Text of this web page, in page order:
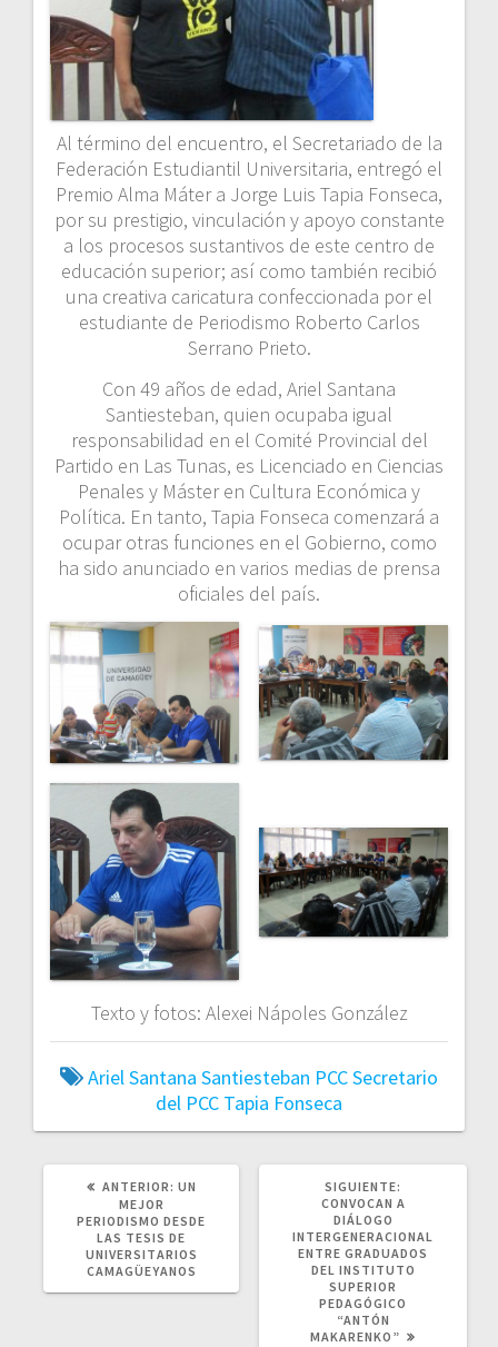
Al término del encuentro, el Secretariado de la
Federación Estudiantil Universitaria, entregó el
Premio Alma Máter a Jorge Luis Tapia Fonseca,
por su prestigio, vinculación y apoyo constante
a los procesos sustantivos de este centro de
educación superior; así como también recibió
una creativa caricatura confeccionada por el
estudiante de Periodismo Roberto Carlos
Serrano Prieto.
Con 49 años de edad, Ariel Santana
Santiesteban, quien ocupaba igual
responsabilidad en el Comité Provincial del
Partido en Las Tunas, es Licenciado en Ciencias
Penales y Máster en Cultura Económica y
Política. En tanto, Tapia Fonseca comenzará a
ocupar otras funciones en el Gobierno, como
ha sido anunciado en varios medias de prensa
oficiales del país.
Texto y fotos: Alexei Nápoles González
Ariel Santana Santiesteban PCCSecretario
del PCC Tapia Fonseca
ANTERIOR: POST
UN
MEJOR
PERIODISMO DESDE
LAS TESIS DE
UNIVERSITARIOS
CAMAGÜEYANOS
SIGUIENTE:
POST:
CONVOCAN A
DIÁLOGO
INTERGENERACIONAL
ENTRE GRADUADOS
DEL INSTITUTO
SUPERIOR
PEDAGÓGICO
“ANTÓN
MAKARENKO”